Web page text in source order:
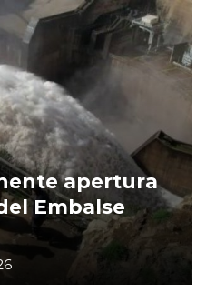
apertura
Embalse